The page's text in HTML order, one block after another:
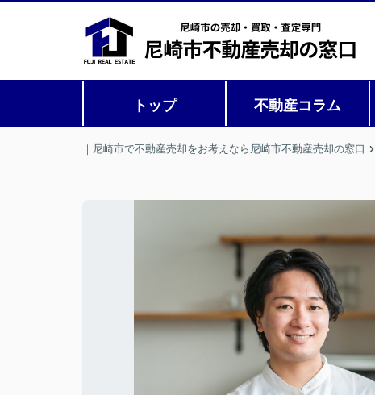
トップ 不動産コラム
｜尼崎市で不動産売却をお考えなら尼崎市不動産売却の窓口